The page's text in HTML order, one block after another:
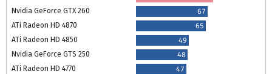
Nvidia GeForce GTX 260
67
ATi Radeon HD 4870
65
ATi Radeon HD 4850
49
Nvidia GeForce GTS 250
48
ATi Radeon HD 4770
47